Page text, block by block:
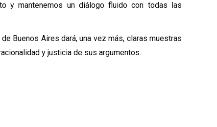
y mantenemos un diálogo fluido con todas las
Buenos Aires dará, una vez más, claras muestras
y justicia de sus argumentos.